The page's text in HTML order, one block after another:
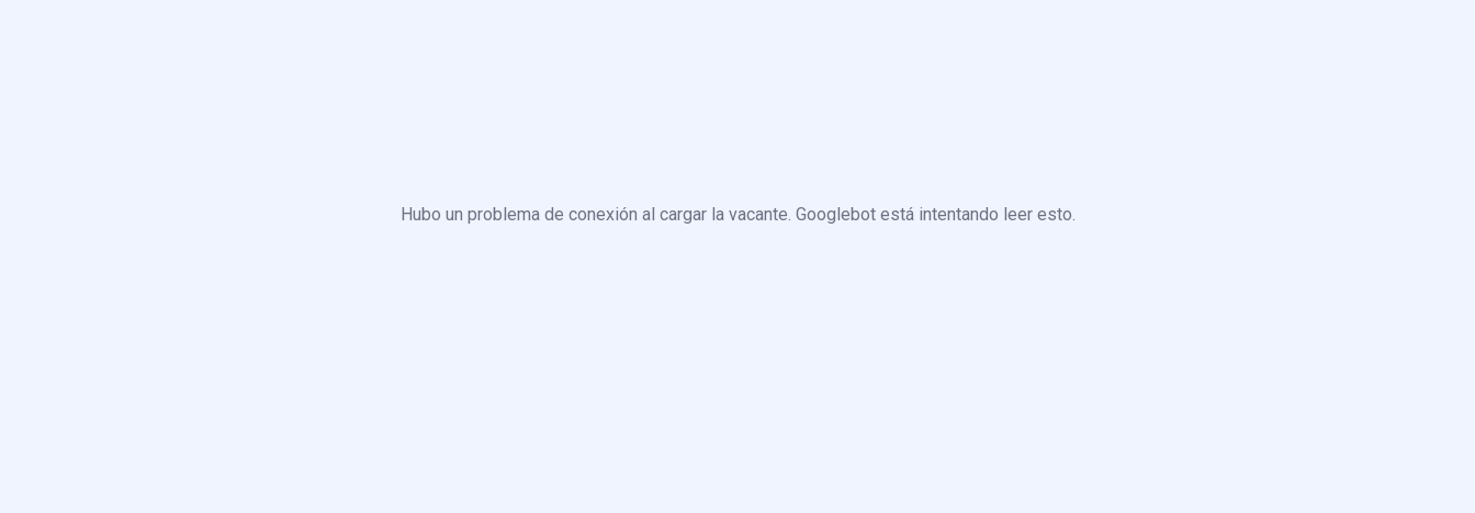
Hubo un problema de conexión al cargar la vacante. Googlebot está intentando leer esto.